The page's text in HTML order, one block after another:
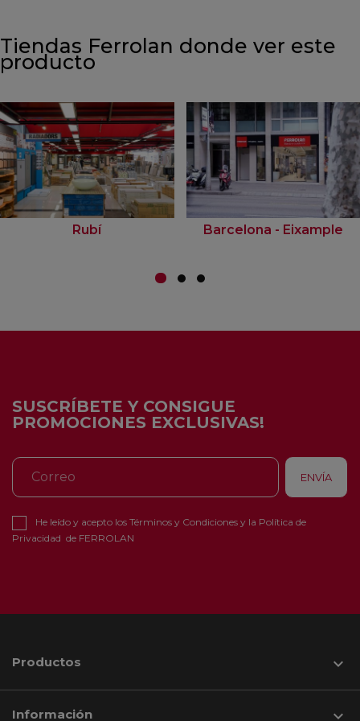
Tiendas Ferrolan donde ver este
producto
Rubí Barcelona - Eixample
SUSCRÍBETE Y CONSIGUE
PROMOCIONES EXCLUSIVAS!
He leído y acepto los Términos y Condiciones y la Política de
Privacidad de FERROLAN
Productos 
Información 